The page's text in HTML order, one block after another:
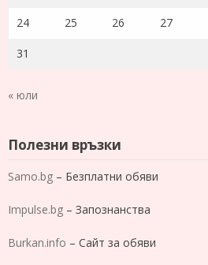
24 25 26 27
31
« юли
Полезни връзки
Samo.bg – Безплатни обяви
Impulse.bg – Запознанства
Burkan.info – Сайт за обяви